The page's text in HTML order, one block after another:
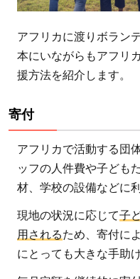
アフリカに渡りボラン
本にいながらもアフリ
援方法を紹介します。
寄付
アフリカで活動する団
ッフの人件費や子ども
材、学校の設備などに
現地の状況に応じて子
用されるため、寄付に
にとっても大きな手助